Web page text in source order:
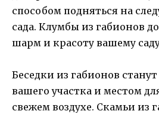
способом подняться на
сада. Клумбы из габионов
шарм и красоту вашему
Беседки из габионов
вашего участка и местом
свежем воздухе. Скамьи из